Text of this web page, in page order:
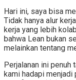
Hari ini, saya bisa
Tidak hanya alur
kerja yang lebih
bahwa Lean bukan
melainkan tentang
Perjalanan ini penuh
kami hadapi menjadi